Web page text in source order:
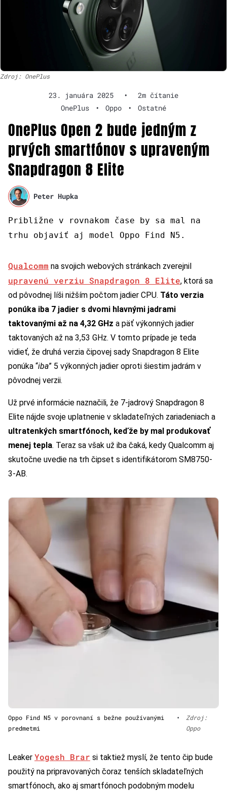
Zdroj: OnePlus
23. januára 2025 •
2m čítanie
OnePlus
• Oppo • Ostatné
OnePlus Open 2 bude jedným z
prvých smartfónov s upraveným
Snapdragon 8 Elite
Peter Hupka
Približne v rovnakom čase by sa mal na
trhu objaviť aj model Oppo Find N5.
Qualcomm na svojich webových stránkach zverejnil
upravenú verziu Snapdragon 8 Elite, ktorá sa
od pôvodnej líši nižším počtom jadier CPU. Táto verzia
ponúka iba 7 jadier s dvomi hlavnými jadrami
taktovanými až na 4,32 GHz a päť výkonných jadier
taktovaných až na 3,53 GHz. V tomto prípade je teda
vidieť, že druhá verzia čipovej sady Snapdragon 8 Elite
ponúka “iba” 5 výkonných jadier oproti šiestim jadrám v
pôvodnej verzii.
Už prvé informácie naznačili, že 7-jadrový Snapdragon 8
Elite nájde svoje uplatnenie v skladateľných zariadeniach a
ultratenkých smartfónoch, keďže by mal produkovať
menej tepla. Teraz sa však už iba čaká, kedy Qualcomm aj
skutočne uvedie na trh čipset s identifikátorom SM8750-
3-AB.
Oppo Find N5 v porovnaní s bežne používanými
predmetmi
•
Zdroj:
Oppo
Leaker Yogesh Brar si taktiež myslí, že tento čip bude
použitý na pripravovaných čoraz tenších skladateľných
smartfónoch, ako aj smartfónoch podobným modelu